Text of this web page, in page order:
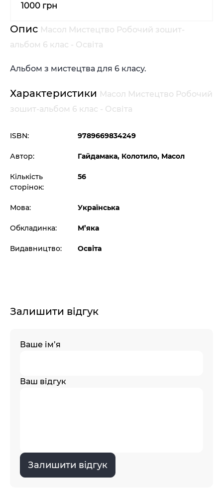
1000 грн
Опис Масол Мистецтво Робочий зошит-
альбом 6 клас - Освіта
Альбом з мистецтва для 6 класу.
Характеристики Масол Мистецтво Робочий
зошит-альбом 6 клас - Освіта
ISBN: 9789669834249
Автор: Гайдамака, Колотило, Масол
Кількість
сторінок:
56
Мова: Українська
Обкладинка: М’яка
Видавництво: Освіта
Залишити відгук
Ваше ім’я
Ваш відгук
Залишити відгук